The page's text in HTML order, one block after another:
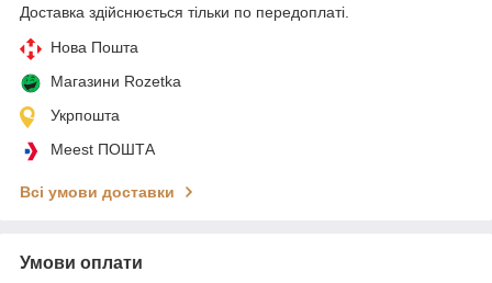
Доставка здійснюється тільки по передоплаті.
Нова Пошта
Магазини Rozetka
Укрпошта
Meest ПОШТА
Всі умови доставки
Умови оплати